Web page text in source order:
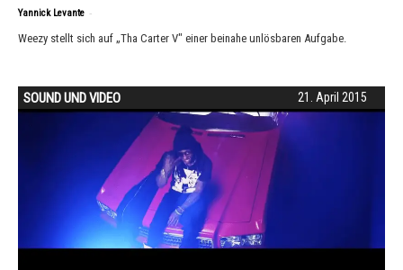
Yannick Levante -
Weezy stellt sich auf „Tha Carter V" einer beinahe unlösbaren Aufgabe.
21. April 2015
SOUND UND VIDEO